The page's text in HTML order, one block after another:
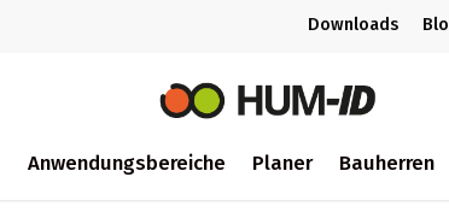
Downloads
Anwendungsbereiche Planer Bauherren